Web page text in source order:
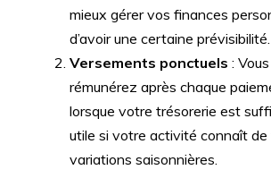
mieux gérer vos finances
d’avoir une certaine prévisibilité.
Versements ponctuels :
rémunérez après chaque
lorsque votre trésorerie est
utile si votre activité connaît
variations saisonnières.